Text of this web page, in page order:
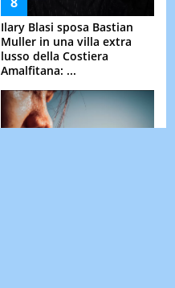
Ilary Blasi sposa Bastian
Muller in una villa extra
lusso della Costiera
Amalfitana: ...